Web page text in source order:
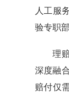
人工服
验专职
理赔
深度融
赔付仅